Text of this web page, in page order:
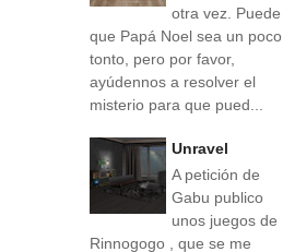
otra vez. Puede
que Papá Noel sea un poco
tonto, pero por favor,
ayúdennos a resolver el
misterio para que pued...
Unravel
A petición de
Gabu publico
unos juegos de
Rinnogogo , que se me